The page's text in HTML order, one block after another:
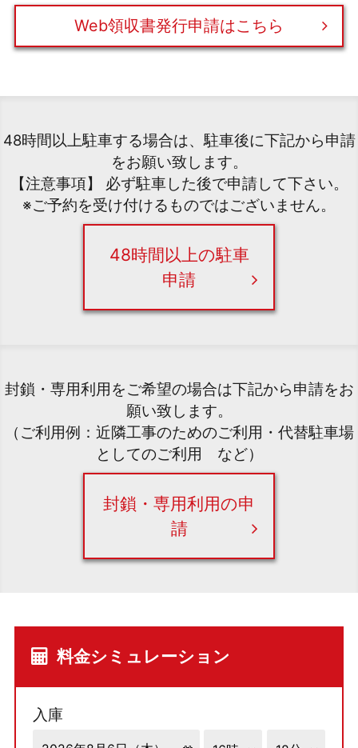
Web領収書発行申請はこちら
48時間以上駐車する場合は、駐車後に下記から申請
をお願い致します。
【注意事項】 必ず駐車した後で申請して下さい。
※ご予約を受け付けるものではございません。
48時間以上の駐車
申請
封鎖・専用利用をご希望の場合は下記から申請をお
願い致します。
（ご利用例：近隣工事のためのご利用・代替駐車場
としてのご利用 など）
封鎖・専用利用の申
請
料金シミュレーション
入庫